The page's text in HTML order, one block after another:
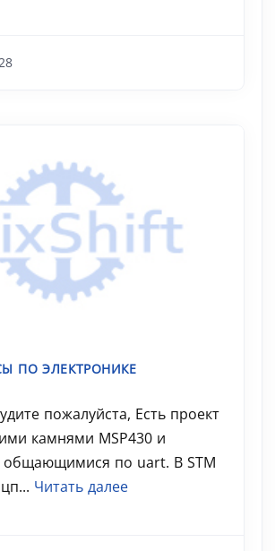
ПО ЭЛЕКТРОНИКЕ
пожалуйста, Есть проект
камнями MSP430 и
общающимися по uart. В STM
Читать далее